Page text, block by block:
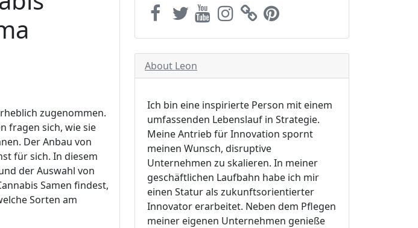
zugenommen.
fragen sich, wie sie
Der Anbau von
für sich. In diesem
der Auswahl von
Samen findest,
Sorten am
About Leon
Ich bin eine inspirierte Person mit einem
umfassenden Lebenslauf in Strategie.
Meine Antrieb für Innovation spornt
meinen Wunsch, disruptive
Unternehmen zu skalieren. In meiner
geschäftlichen Laufbahn habe ich mir
einen Statur als zukunftsorientierter
Innovator erarbeitet. Neben dem Pflegen
meiner eigenen Unternehmen genieße